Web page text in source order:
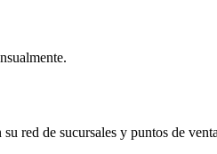
red de sucursales y puntos de